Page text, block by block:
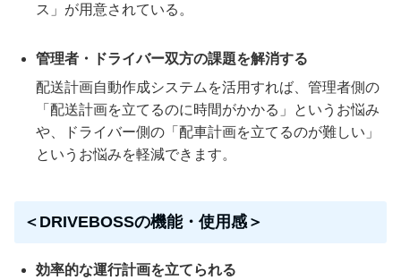
ス」が用意されている。
管理者・ドライバー双方の課題を解消する
配送計画自動作成システムを活用すれば、管理者側の
「配送計画を立てるのに時間がかかる」というお悩み
や、ドライバー側の「配車計画を立てるのが難しい」
というお悩みを軽減できます。
＜DRIVEBOSSの機能・使用感＞
効率的な運行計画を立てられる